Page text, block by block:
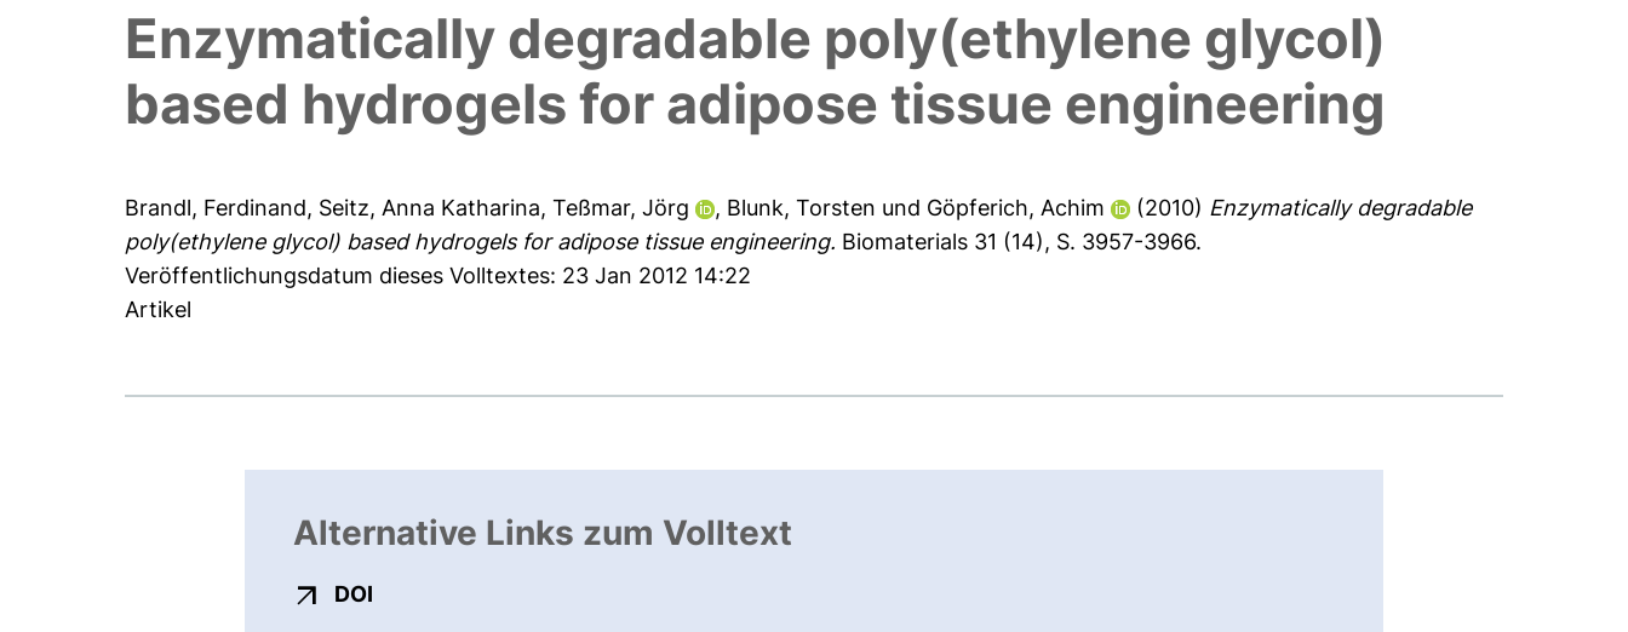
Enzymatically degradable poly(ethylene glycol)
based hydrogels for adipose tissue engineering
Brandl, Ferdinand, Seitz, Anna Katharina,Teßmar, Jörg , Blunk, Torsten und Göpferich, Achim (2010) Enzymatically degradable
poly(ethylene glycol) based hydrogels for adipose tissue engineering. Biomaterials 31 (14), S. 3957-3966.
Veröffentlichungsdatum dieses Volltextes: 23 Jan 2012 14:22
Artikel
Alternative Links zum Volltext
DOI